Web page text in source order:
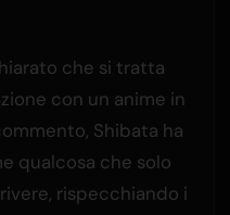
che si tratta
con un anime in
Shibata ha
qualcosa che solo
rispecchiando i